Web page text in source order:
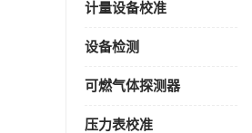
计量设备校准
设备检测
可燃气体探测器
压力表校准